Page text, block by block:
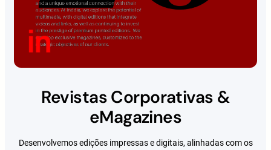
Revistas Corporativas &
eMagazines
Desenvolvemos edições impressas e digitais, alinhadas com os